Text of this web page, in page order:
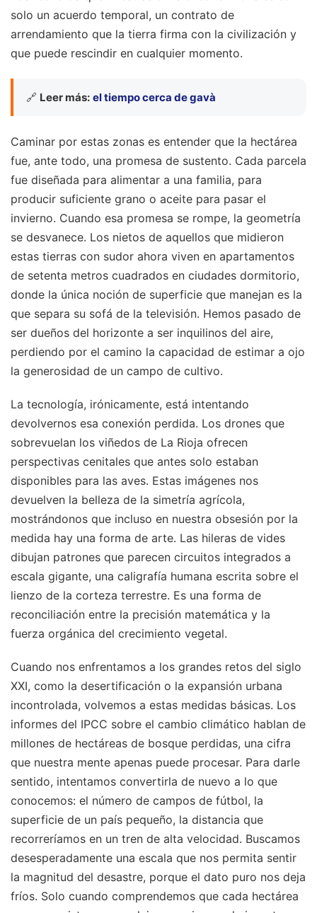
solo un acuerdo temporal, un contrato de
arrendamiento que la tierra firma con la civilización y
que puede rescindir en cualquier momento.
🔗 Leer más: el tiempo cerca de gavà
Caminar por estas zonas es entender que la hectárea
fue, ante todo, una promesa de sustento. Cada parcela
fue diseñada para alimentar a una familia, para
producir suficiente grano o aceite para pasar el
invierno. Cuando esa promesa se rompe, la geometría
se desvanece. Los nietos de aquellos que midieron
estas tierras con sudor ahora viven en apartamentos
de setenta metros cuadrados en ciudades dormitorio,
donde la única noción de superficie que manejan es la
que separa su sofá de la televisión. Hemos pasado de
ser dueños del horizonte a ser inquilinos del aire,
perdiendo por el camino la capacidad de estimar a ojo
la generosidad de un campo de cultivo.
La tecnología, irónicamente, está intentando
devolvernos esa conexión perdida. Los drones que
sobrevuelan los viñedos de La Rioja ofrecen
perspectivas cenitales que antes solo estaban
disponibles para las aves. Estas imágenes nos
devuelven la belleza de la simetría agrícola,
mostrándonos que incluso en nuestra obsesión por la
medida hay una forma de arte. Las hileras de vides
dibujan patrones que parecen circuitos integrados a
escala gigante, una caligrafía humana escrita sobre el
lienzo de la corteza terrestre. Es una forma de
reconciliación entre la precisión matemática y la
fuerza orgánica del crecimiento vegetal.
Cuando nos enfrentamos a los grandes retos del siglo
XXI, como la desertificación o la expansión urbana
incontrolada, volvemos a estas medidas básicas. Los
informes del IPCC sobre el cambio climático hablan de
millones de hectáreas de bosque perdidas, una cifra
que nuestra mente apenas puede procesar. Para darle
sentido, intentamos convertirla de nuevo a lo que
conocemos: el número de campos de fútbol, la
superficie de un país pequeño, la distancia que
recorreríamos en un tren de alta velocidad. Buscamos
desesperadamente una escala que nos permita sentir
la magnitud del desastre, porque el dato puro nos deja
fríos. Solo cuando comprendemos que cada hectárea